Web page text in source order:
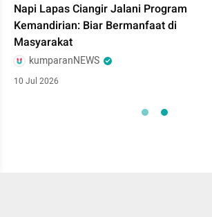
Napi Lapas Ciangir Jalani Program
Kemandirian: Biar Bermanfaat di
Masyarakat
kumparanNEWS
10 Jul 2026